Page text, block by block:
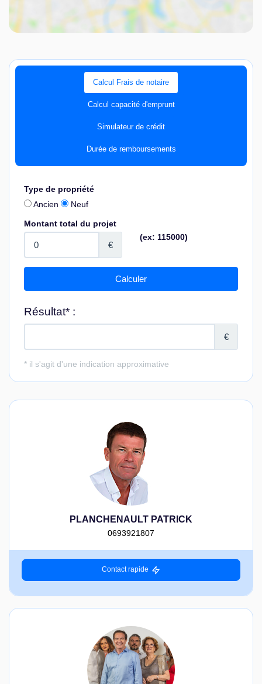
Calcul Frais de notaire
Calcul capacité d'emprunt
Simulateur de crédit
Durée de remboursements
PLANCHENAULT PATRICK
0693921807
Contact rapide